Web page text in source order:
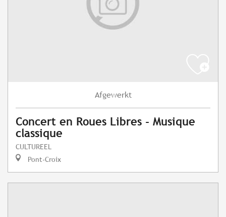
Afgewerkt
Concert en Roues Libres - Musique
classique
CULTUREEL
Pont-Croix